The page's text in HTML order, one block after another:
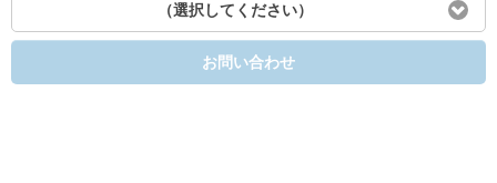
（選択してください）
お問い合わせ